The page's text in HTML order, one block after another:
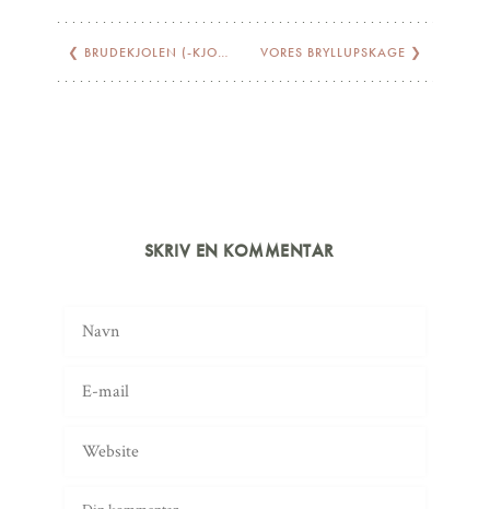
❮ BRUDEKJOLEN (-KJOLERNE) VORES BRYLLUPSKAGE ❯
SKRIV EN KOMMENTAR